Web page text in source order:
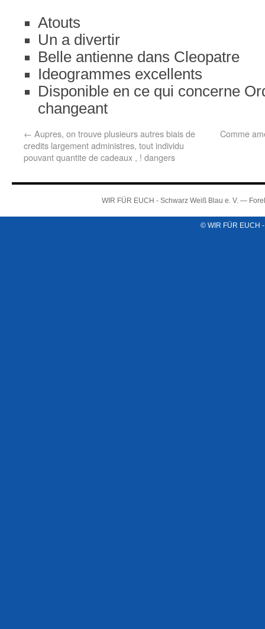
Atouts
Un a divertir
Belle antienne dans Cleopatre
Ideogrammes excellents
Disponible en ce qui concerne
changeant
← Aupres, on trouve plusieurs autres biais de
credits largement administres, tout individu
pouvant quantite de cadeaux , ! dangers
Comme
WIR FÜR EUCH - Schwarz Weiß Blau e. V. —
© WIR FÜR EUCH